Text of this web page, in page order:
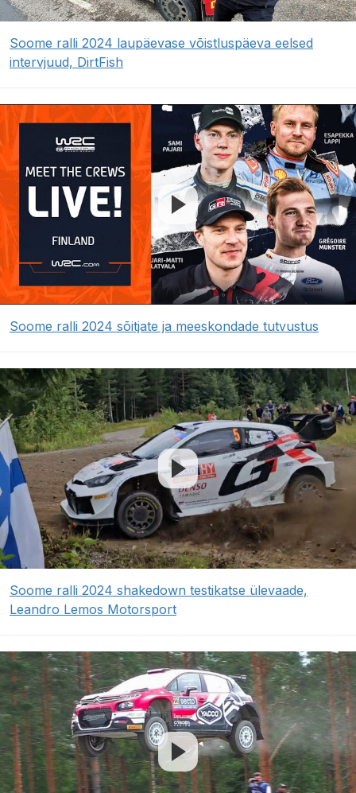
Soome ralli 2024 laupäevase võistluspäeva eelsed
intervjuud, DirtFish
Soome ralli 2024 sõitjate ja meeskondade tutvustus
Soome ralli 2024 shakedown testikatse ülevaade,
Leandro Lemos Motorsport